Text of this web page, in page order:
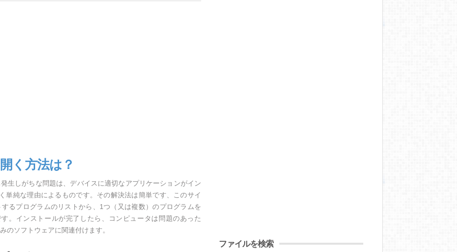
く方法は？
生しがちな問題は、デバイスに適切なアプリケーションがイン
単純な理由によるものです。その解決法は簡単です、このサイ
るプログラムのリストから、1つ（又は複数）のプログラムを
。インストールが完了したら、コンピュータは問題のあった
のソフトウェアに関連付けます。
ファイルを検索